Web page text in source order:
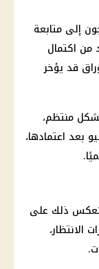
إلى متابعة
من اكتمال
قد يؤخر
منتظم،
بعد اعتمادها،
ينعكس ذلك على
.